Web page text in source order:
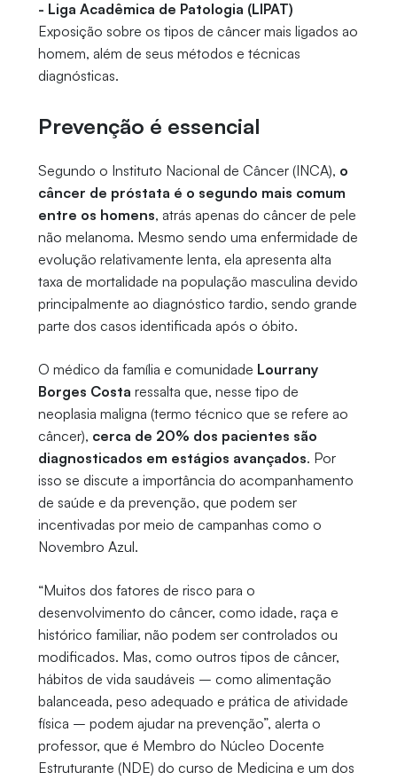
- Liga Acadêmica de Patologia (LIPAT)
Exposição sobre os tipos de câncer mais ligados ao
homem, além de seus métodos e técnicas
diagnósticas.
Prevenção é essencial
Segundo o Instituto Nacional de Câncer (INCA), o
câncer de próstata é o segundo mais comum
entre os homens, atrás apenas do câncer de pele
não melanoma. Mesmo sendo uma enfermidade de
evolução relativamente lenta, ela apresenta alta
taxa de mortalidade na população masculina devido
principalmente ao diagnóstico tardio, sendo grande
parte dos casos identificada após o óbito.
O médico da família e comunidade Lourrany
Borges Costa ressalta que, nesse tipo de
neoplasia maligna (termo técnico que se refere ao
câncer), cerca de 20% dos pacientes são
diagnosticados em estágios avançados. Por
isso se discute a importância do acompanhamento
de saúde e da prevenção, que podem ser
incentivadas por meio de campanhas como o
Novembro Azul.
“Muitos dos fatores de risco para o
desenvolvimento do câncer, como idade, raça e
histórico familiar, não podem ser controlados ou
modificados. Mas, como outros tipos de câncer,
hábitos de vida saudáveis – como alimentação
balanceada, peso adequado e prática de atividade
física – podem ajudar na prevenção”, alerta o
professor, que é Membro do Núcleo Docente
Estruturante (NDE) do curso de Medicina e um dos